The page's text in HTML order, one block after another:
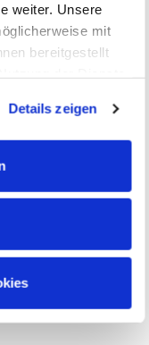
weiter. Unsere
mit
bereitgestellt
Alle weiteren
unseren
Details zeigen
von
moderne
mit Prämien bis
Cent-Spende